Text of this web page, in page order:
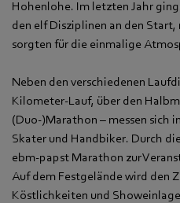
Hohenlohe. Im letzten Jahr
den elf Disziplinen an den Start,
sorgten für die einmalige
Neben den verschiedenen
Kilometer-Lauf, über den
(Duo-)Marathon – messen sich
Skater und Handbiker. Durch
ebm-papst Marathon zur
Auf dem Festgelände wird den
Köstlichkeiten und